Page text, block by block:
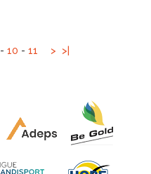
- 10 - 11 > >|